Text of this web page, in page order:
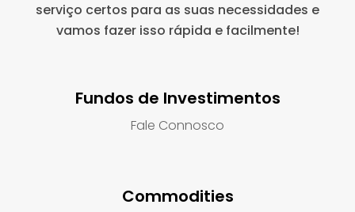
serviço certos para as suas necessidades e
vamos fazer isso rápida e facilmente!
Fundos de Investimentos
Fale Connosco
Commodities